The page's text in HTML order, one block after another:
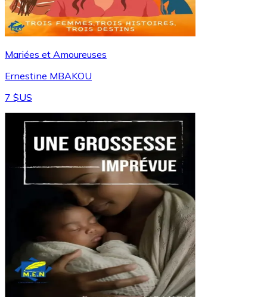
Mariées et Amoureuses
Ernestine MBAKOU
7 $US